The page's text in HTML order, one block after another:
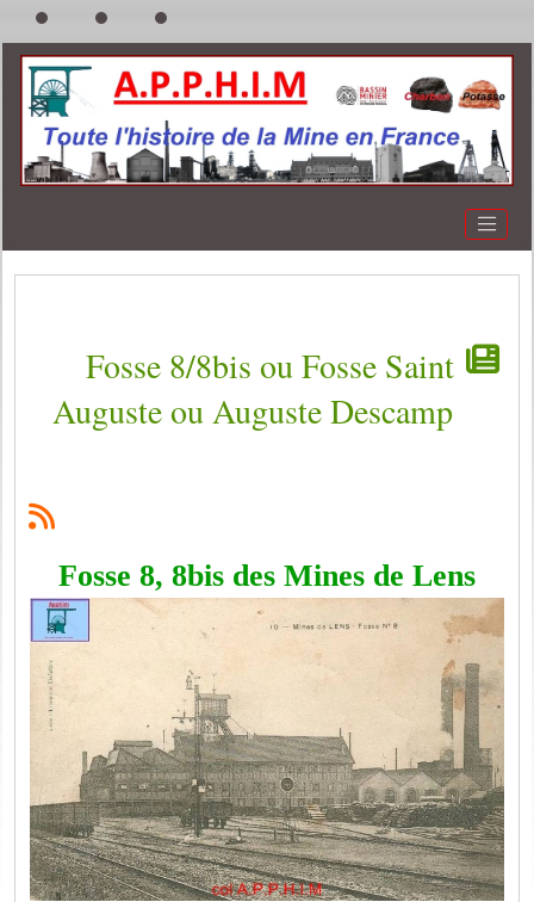
Fosse 8/8bis ou Fosse Saint
Auguste ou Auguste Descamp
Fosse 8, 8bis des Mines de Lens